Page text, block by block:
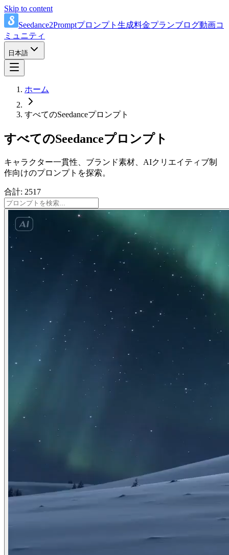
Skip to content
Seedance2Promptプロンプト 生成料金プランブログ動画コ
ミュニティ
日本語
ホーム
すべてのSeedanceプロンプト
すべてのSeedanceプロンプト
キャラクター一貫性、ブランド素材、AIクリエイティブ制
作向けのプロンプトを探索。
合計: 2517